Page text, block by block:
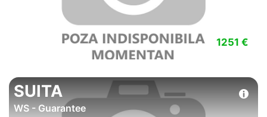
1251 €
SUITA
WS - Guarantee